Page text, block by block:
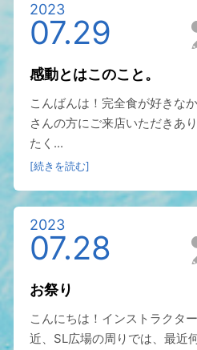
2023
07.29
感動とはこのこと。
こんばんは！完全食が好きな
さんの方にご来店いただきあ
たく...
[続きを読む]
2023
07.28
お祭り
こんにちは！インストラクタ
近、SL広場の周りでは、最近